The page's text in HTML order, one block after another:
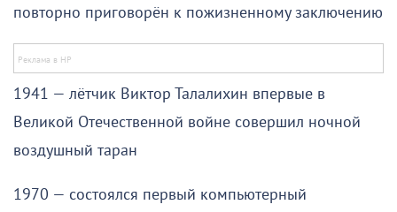
повторно приговорён к пожизненному заключению
1941 — лётчик Виктор Талалихин впервые в
Великой Отечественной войне совершил ночной
воздушный таран
1970 — состоялся первый компьютерный